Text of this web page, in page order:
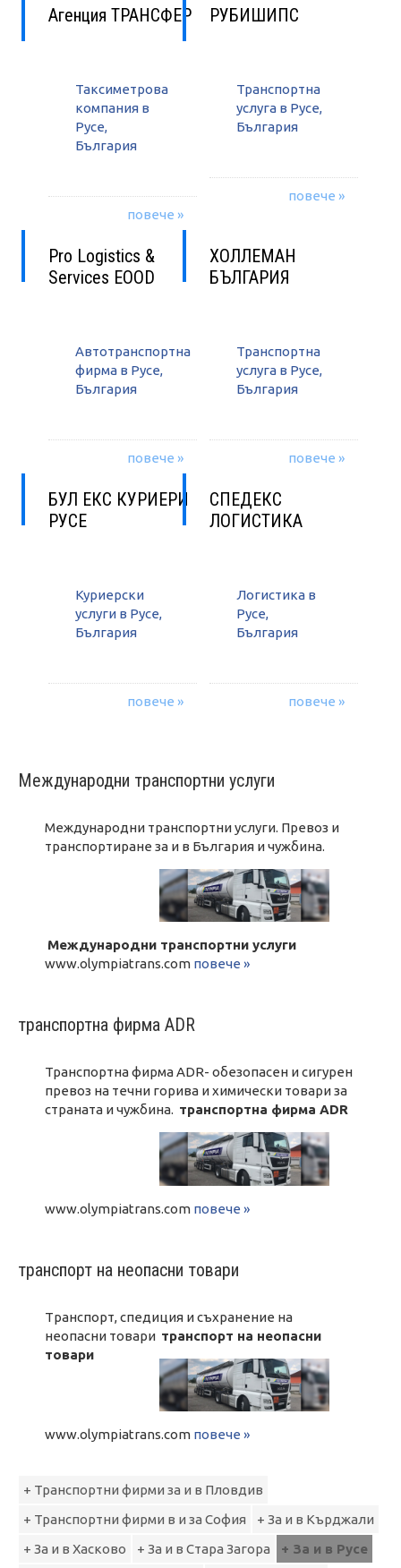
Агенция ТРАНСФЕР
Таксиметрова
компания в
Русе,
България
повече »
РУБИШИПС
Транспортна
услуга в Русе,
България
повече »
Pro Logistics &
Services EOOD
Автотранспортна
фирма в Русе,
България
повече »
ХОЛЛЕМАН
БЪЛГАРИЯ
Транспортна
услуга в Русе,
България
повече »
БУЛ ЕКС КУРИЕРИ
РУСЕ
Куриерски
услуги в Русе,
България
повече »
СПЕДЕКС
ЛОГИСТИКА
Логистика в
Русе,
България
повече »
Международни транспортни услуги
Международни транспортни услуги. Превоз и
транспортиране за и в България и чужбина.
Международни транспортни услуги
www.olympiatrans.com повече »
транспортна фирма ADR
Транспортна фирма ADR- обезопасен и сигурен
превоз на течни горива и химически товари за
страната и чужбина. транспортна фирма ADR
www.olympiatrans.com повече »
транспорт на неопасни товари
Tранспорт, спедиция и съхранение на
неопасни товари транспорт на неопасни
товари
www.olympiatrans.com повече »
+ Транспортни фирми за и в Пловдив
+ Транспортни фирми в и за София
+ За и в Кърджали
+ За и в Хасково
+ За и в Стара Загора
+ За и в Русе